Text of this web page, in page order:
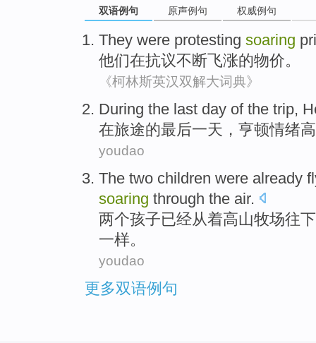
双语例句 原声例句 权威例句
They were protesting soaring
他们在抗议不断飞涨的物价。
《柯林斯英汉双解大词典》
During the last day of the trip,
在旅途的最后一天 ， 亨顿情绪
youdao
The two children were already
soaring through the air.
两个孩子已经从着高山牧场往
一样。
youdao
更多双语例句